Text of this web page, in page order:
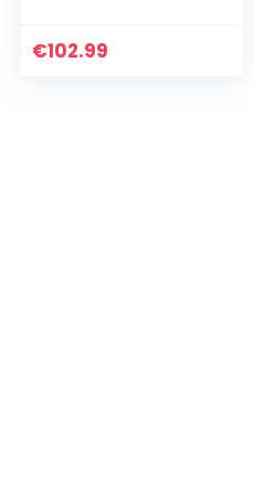
) schwarz & Sony
€102.99